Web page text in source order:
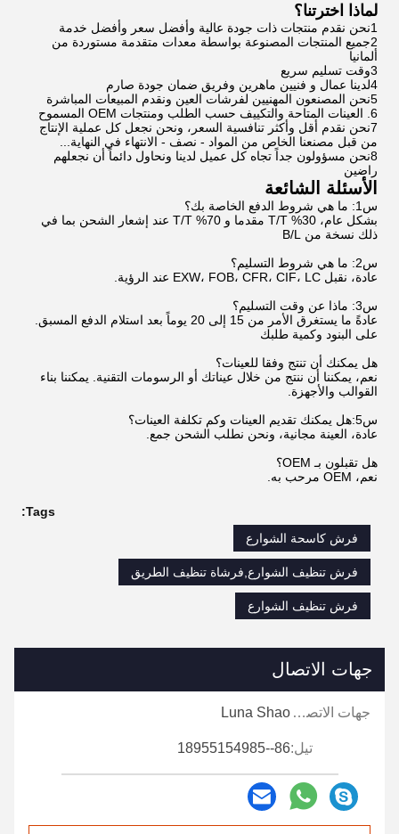
لماذا اخترتنا؟
1نحن نقدم منتجات ذات جودة عالية وأفضل سعر وأفضل خدمة
2جميع المنتجات المصنوعة بواسطة معدات متقدمة مستوردة من
ألمانيا
3وقت تسليم سريع
4لدينا عمال و فنيين ماهرين وفريق ضمان جودة صارم
5نحن المصنعون المهنيين لفرشات العين ونقدم المبيعات المباشرة
6. العينات المتاحة والتكييف حسب الطلب ومنتجات OEM المسموح
7نحن نقدم أقل وأكثر تنافسية السعر، ونحن نجعل كل عملية الإنتاج
من قبل مصنعنا الخاص من المواد - نصف - الانتهاء في النهاية...
8نحن مسؤولون جداً تجاه كل عميل لدينا ونحاول دائماً أن نجعلهم
راضين
الأسئلة الشائعة
س1: ما هي شروط الدفع الخاصة بك؟
بشكل عام، 30% T/T مقدما و 70% T/T عند إشعار الشحن بما في
ذلك نسخة من B/L
س2: ما هي شروط التسليم؟
عادة، نقبل EXW، FOB، CFR، CIF، LC عند الرؤية.
س3: ماذا عن وقت التسليم؟
عادةً ما يستغرق الأمر من 15 إلى 20 يوماً بعد استلام الدفع المسبق.
على البنود وكمية طلبك
هل يمكنك أن تنتج وفقا للعينات؟
نعم، يمكننا أن ننتج من خلال عيناتك أو الرسومات التقنية. يمكننا بناء
القوالب والأجهزة.
س5:هل يمكنك تقديم العينات وكم تكلفة العينات؟
عادة، العينة مجانية، ونحن نطلب الشحن جمع.
هل تقبلون بـ OEM؟
نعم، OEM مرحب به.
Tags:
فرش كاسحة الشوارع
فرش تنظيف الشوارع,فرشاة تنظيف الطريق
فرش تنظيف الشوارع
جهات الاتصال
جهات الاتصال: Luna Shao
تيل:86--18955154985